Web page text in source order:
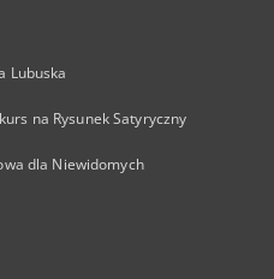
Lubuska
na Rysunek Satyryczny
dla Niewidomych